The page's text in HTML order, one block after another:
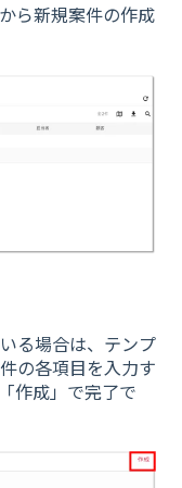
ら新規案件の作成
る場合は、テンプ
の各項目を入力す
作成」で完了で